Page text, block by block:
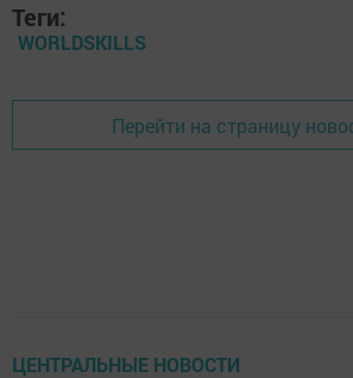
Теги:
WORLDSKILLS
Перейти на страницу
ЦЕНТРАЛЬНЫЕ НОВОСТИ